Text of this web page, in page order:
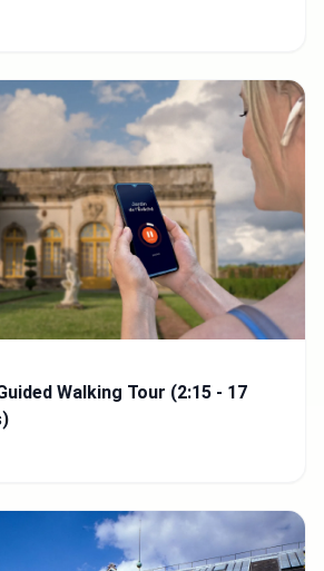
Walking Tour (2:15 - 17